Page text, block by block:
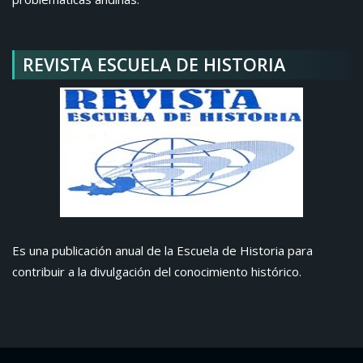
REVISTA ESCUELA DE HISTORIA
Es una publicación anual de la Escuela de Historia para
contribuir a la divulgación del conocimiento histórico.